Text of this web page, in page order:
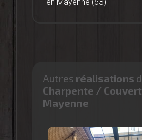
Autres réalisations
Charpente /
Mayenne